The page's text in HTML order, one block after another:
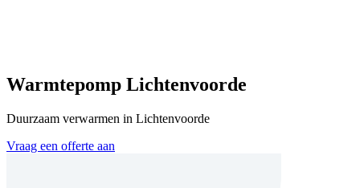
Warmtepomp Lichtenvoorde
Duurzaam verwarmen in Lichtenvoorde
Vraag een offerte aan